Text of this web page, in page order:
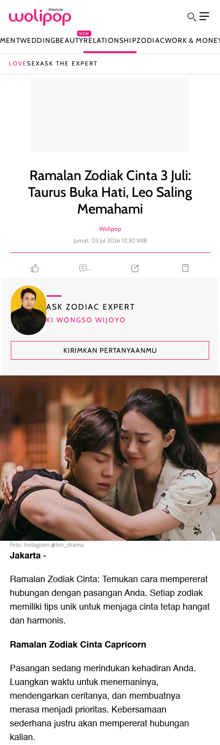
WEDDINGBEAUTY
NEW
RELATIONSHIPZODIACWORK &
LOVESEXASK THE EXPERT
Ramalan Zodiak Cinta 3 Juli:
Taurus Buka Hati, Leo Saling
Memahami
Wolipop
Jumat, 03 Jul 2026 12:30 WIB
...
ASK ZODIAC EXPERT
KI WONGSO WIJOYO
KIRIMKAN PERTANYAANMU
Foto: Instagram @tvn_drama
Jakarta-
Ramalan Zodiak Cinta: Temukan cara mempererat
hubungan dengan pasangan Anda. Setiap zodiak
memiliki tips unik untuk menjaga cinta tetap hangat
dan harmonis.
Ramalan Zodiak Cinta Capricorn
Pasangan sedang merindukan kehadiran Anda.
Luangkan waktu untuk menemaninya,
mendengarkan ceritanya, dan membuatnya
merasa menjadi prioritas. Kebersamaan
sederhana justru akan mempererat hubungan
kalian.